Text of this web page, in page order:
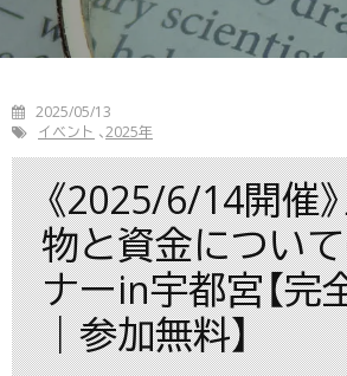
2025/05/13
イベント
2025年
《2025/6/14開催
物と資金につい
ナーin宇都宮【完
｜参加無料】